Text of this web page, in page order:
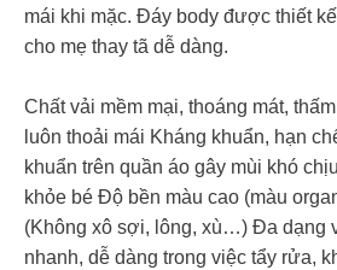
mái khi mặc. Đáy body được thiết
cho mẹ thay tã dễ dàng.
Chất vải mềm mại, thoáng mát,
luôn thoải mái Kháng khuẩn, hạn
khuẩn trên quần áo gây mùi khó
khỏe bé Độ bền màu cao (màu
(Không xô sợi, lông, xù…) Đa dạng
nhanh, dễ dàng trong việc tẩy rửa,